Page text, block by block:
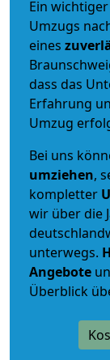
Ein
Umzugs
eines
dass das
Erfahrung
Umzug
Bei uns
umziehen,
kompletter
wir über die
unterwegs.
Angebote
Überblick